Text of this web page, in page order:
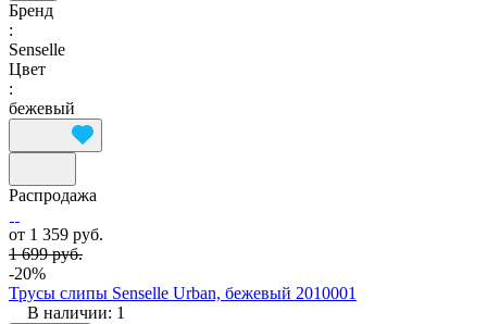
Бренд
:
Senselle
Цвет
:
бежевый
Распродажа
от 1 359 руб.
1 699 руб.
-20%
Трусы слипы Senselle Urban, бежевый 2010001
В наличии: 1